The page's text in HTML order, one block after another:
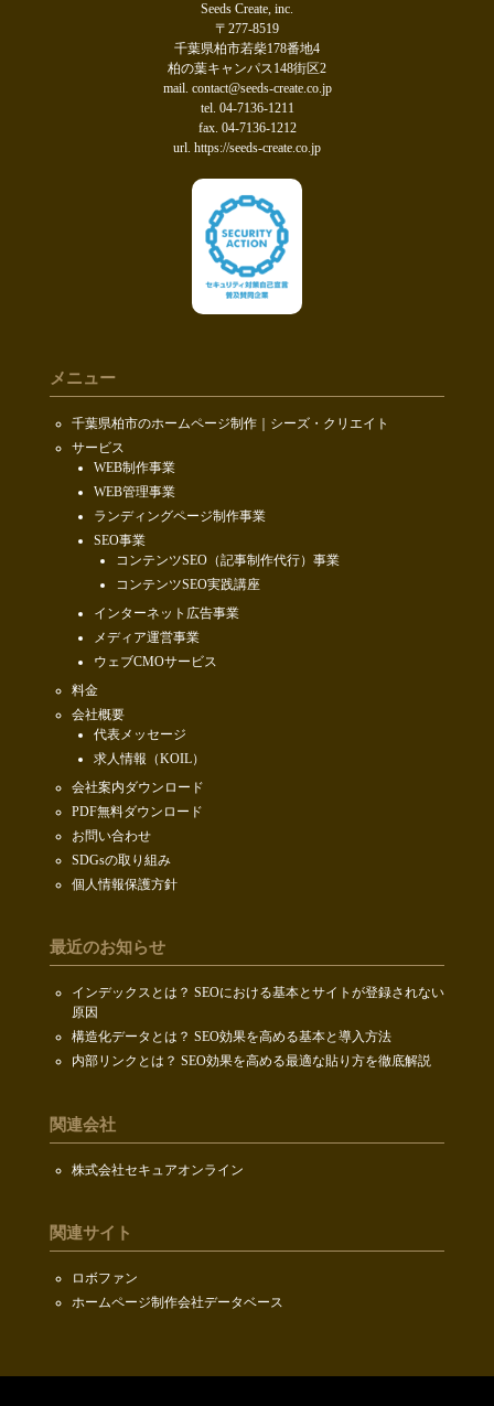
Seeds Create, inc.
〒277-8519
千葉県柏市若柴178番地4
柏の葉キャンパス148街区2
mail. contact@seeds-create.co.jp
tel. 04-7136-1211
fax. 04-7136-1212
url. https://seeds-create.co.jp
メニュー
千葉県柏市のホームページ制作｜シーズ・クリエイト
サービス
WEB制作事業
WEB管理事業
ランディングページ制作事業
SEO事業
コンテンツSEO（記事制作代行）事業
コンテンツSEO実践講座
インターネット広告事業
メディア運営事業
ウェブCMOサービス
料金
会社概要
代表メッセージ
求人情報（KOIL）
会社案内ダウンロード
PDF無料ダウンロード
お問い合わせ
SDGsの取り組み
個人情報保護方針
最近のお知らせ
インデックスとは？ SEOにおける基本とサイトが登録されない
原因
構造化データとは？ SEO効果を高める基本と導入方法
内部リンクとは？ SEO効果を高める最適な貼り方を徹底解説
関連会社
株式会社セキュアオンライン
関連サイト
ロボファン
ホームページ制作会社データベース